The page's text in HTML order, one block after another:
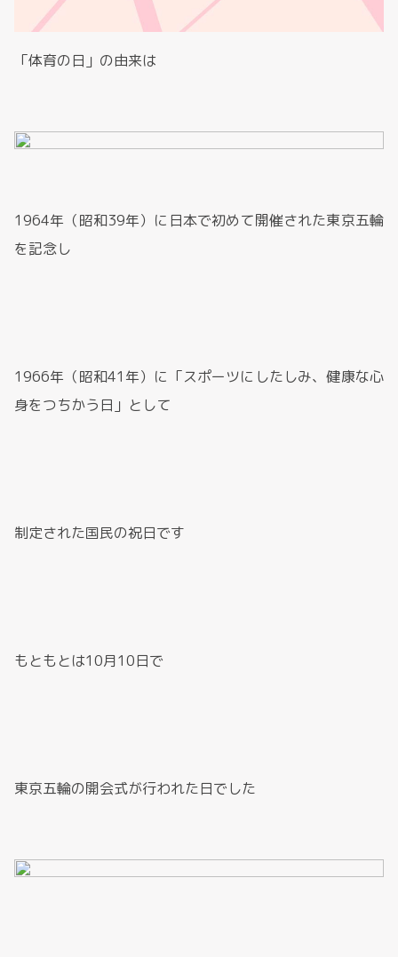
「体育の日」の由来は
1964年（昭和39年）に日本で初めて開催された東京五輪
を記念し
1966年（昭和41年）に「スポーツにしたしみ、健康な心
身をつちかう日」として
制定された国民の祝日です
もともとは10月10日で
東京五輪の開会式が行われた日でした